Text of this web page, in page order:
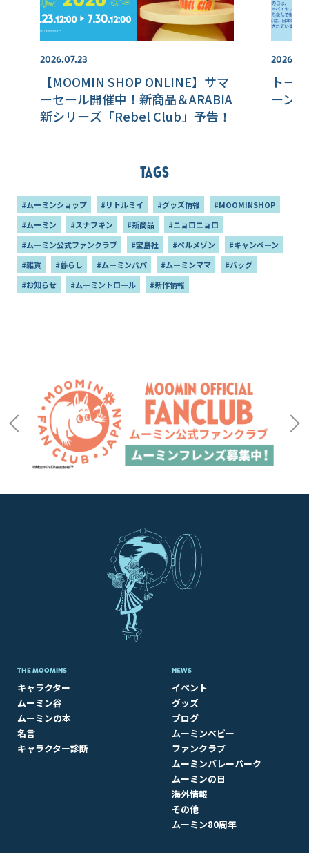
2026.07.23
【MOOMIN SHOP ONLINE】サマ
ーセール開催中！新商品＆ARABIA
新シリーズ「Rebel Club」予告！
トー
ーン
Tags
#ムーミンショップ #リトルミイ #グッズ情報
#MOOMINSHOP
#ムーミン
#スナフキン #新商品
#ニョロニョロ
#ムーミン公式ファンクラブ
#宝島社 #ベルメゾン
#キャンペーン
#雑貨
#暮らし #ムーミンパパ #ムーミンママ
#バッグ
#お知らせ
#ムーミントロール #新作情報
THE MOOMINS
キャラクター
ムーミン谷
ムーミンの本
名言
キャラクター診断
NEWS
イベント
グッズ
ブログ
ムーミンベビー
ファンクラブ
ムーミンバレーパーク
ムーミンの日
海外情報
その他
ムーミン80周年